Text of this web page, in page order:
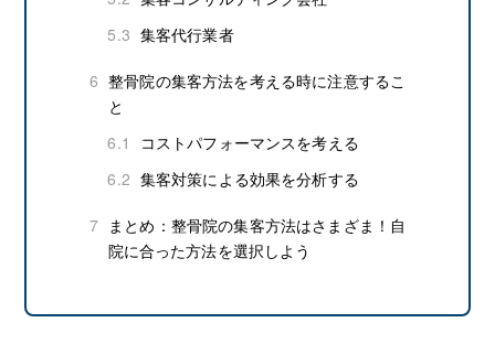
5.3 集客代行業者
6 整骨院の集客方法を考える時に注意するこ
と
6.1
コストパフォーマンスを考える
6.2 集客対策による効果を分析する
7 まとめ：整骨院の集客方法はさまざま！自
院に合った方法を選択しよう